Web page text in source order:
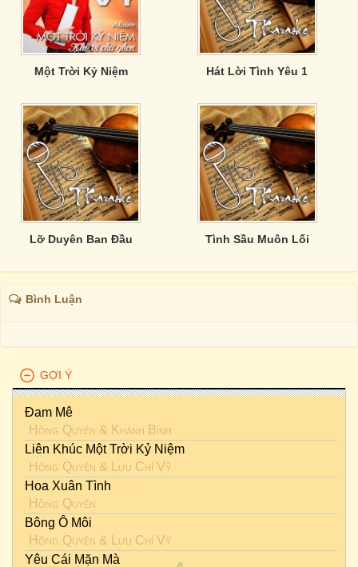
Một Trời Kỷ Niệm Hát Lời Tình Yêu 1
Lỡ Duyên Ban Đầu Tình Sầu Muôn Lối
Bình Luận
GỢI Ý
Đam Mê
Hồng Quyên & Khánh Bình
Liên Khúc Một Trời Kỷ Niệm
Hồng Quyên &
Lưu Chí Vỹ
Hoa Xuân Tình
Hồng Quyên
Bông Ô Môi
Hồng Quyên &
Lưu Chí Vỹ
Yêu Cái Mặn Mà